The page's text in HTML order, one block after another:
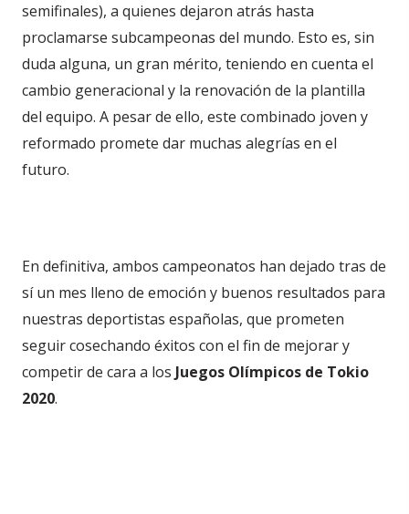
semifinales), a quienes dejaron atrás hasta
proclamarse subcampeonas del mundo. Esto es, sin
duda alguna, un gran mérito, teniendo en cuenta el
cambio generacional y la renovación de la plantilla
del equipo. A pesar de ello, este combinado joven y
reformado promete dar muchas alegrías en el
futuro.
En definitiva, ambos campeonatos han dejado tras de
sí un mes lleno de emoción y buenos resultados para
nuestras deportistas españolas, que prometen
seguir cosechando éxitos con el fin de mejorar y
competir de cara a los Juegos Olímpicos de Tokio
2020.